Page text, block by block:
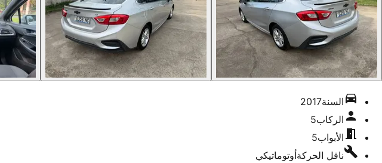
السنة2017
الركاب5
الأبواب5
ناقل الحركةأوتوماتيكي